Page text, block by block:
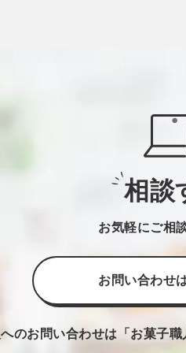
相談
お気軽にご相
お問い合わせ
のお問い合わせは 「お菓子